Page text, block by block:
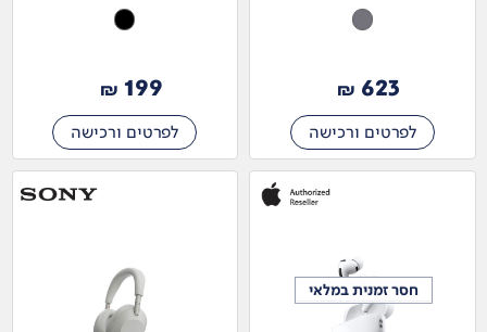
623
₪
לפרטים ורכישה
199
₪
לפרטים ורכישה
חסר זמנית במלאי
חסר זמנית במלאי